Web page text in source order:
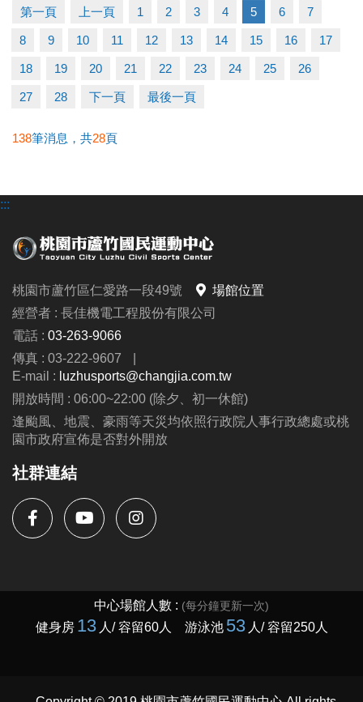
（三）超過比賽時間 3 分鐘未出賽者，以棄權論（以
大會掛鐘為準）。
（四）為使比賽順利進行，大會有權調度場地安排及
出場順序，不得異議。
解釋等權利。
-洽詢專線：03-2639066 #115、116
-官網 :
https://www.lzsports.com.tw/zh_TW/news/pageID/1/
-FB : 桃園市蘆竹國民運動中心
-IG : @luzhusports
第一頁 上一頁 1 2 3 4 5 6 7
8 9 10 11 12 13 14 15 16 17
18 19 20 21 22 23 24 25 26
27 28 下一頁 最後一頁
138筆消息，共28頁
:::
桃園市蘆竹區仁愛路一段49號
場館位置
經營者 : 長佳機電工程股份有限公司
電話 : 03-263-9066
傳真 : 03-222-9607
|
E-mail : luzhusports@changjia.com.tw
開放時間 : 06:00~22:00 (除夕、初一休館)
逢颱風、地震、豪雨等天災均依照行政院人事行政總處或桃
園市政府宣佈是否對外開放
社群連結